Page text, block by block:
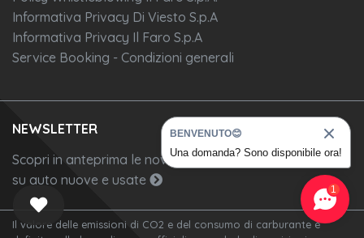
Informativa Privacy Di Viesto S.p.A
Informativa Privacy Il Faro S.p.A
Service Booking - Condizioni generali
NEWSLETTER
Scopri in anteprima le novità, le promozioni, le occasioni
su auto nuove e usate
Il valore delle emissioni di CO2 e del consumo di carburante è
1
BENVENUTO😊
Una domanda? Sono disponibile ora!